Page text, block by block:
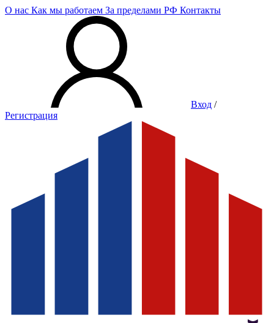
О нас Как мы работаем За пределами РФ Контакты
Вход /
Регистрация